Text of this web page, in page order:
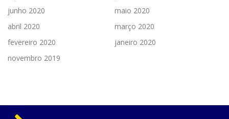
junho 2020
maio 2020
abril 2020
março 2020
fevereiro 2020
janeiro 2020
novembro 2019